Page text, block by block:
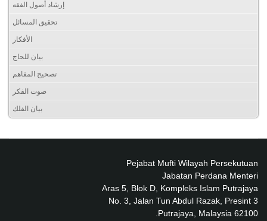
إرشاد أصول الفقه
تحقيق المسائل
الأفكار
بيان للحاج
تصحيح المفاهم
صوت الفكر
بيان الفلك
Pejabat Mufti Wilayah Persekutuan
Jabatan Perdana Menteri
Aras 5, Blok D, Kompleks Islam Putrajaya
No. 3, Jalan Tun Abdul Razak, Presint 3
62100 Putrajaya, Malaysia.